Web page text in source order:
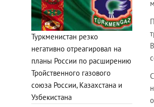
Туркменистан резко
негативно отреагировал на
планы России по расширению
Тройственного газового
союза России, Казахстана и
Узбекистана